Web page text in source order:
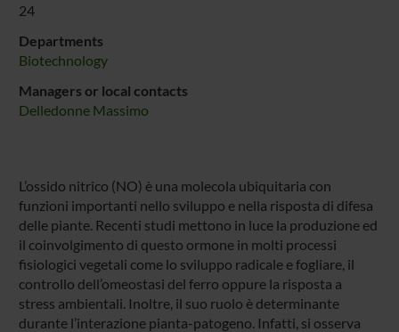
24
Departments
Biotechnology
Managers or local contacts
Delledonne Massimo
L’ossido nitrico (NO) è una molecola ubiquitaria con
funzioni importanti nello sviluppo e nella risposta di difesa
delle piante. Recenti studi mettono in luce la produzione ed
il coinvolgimento di questo ormone in molti processi
fisiologici vegetali come lo sviluppo radicale e fogliare, il
controllo dell’omeostasi del ferro oppure la risposta a
stress ambientali. Inoltre, il suo ruolo è determinante
durante l’interazione pianta-patogeno. Infatti, si osserva